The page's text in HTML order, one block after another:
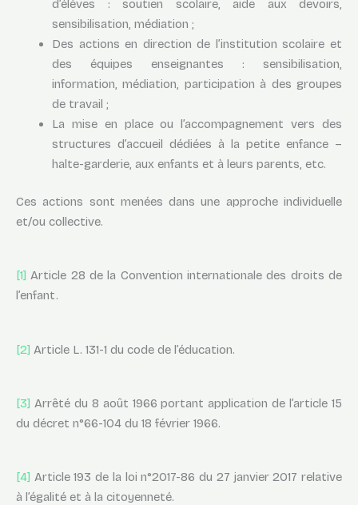
d’élèves : soutien scolaire, aide aux devoirs,
sensibilisation, médiation ;
Des actions en direction de l’institution scolaire et
des équipes enseignantes : sensibilisation,
information, médiation, participation à des groupes
de travail ;
La mise en place ou l’accompagnement vers des
structures d’accueil dédiées à la petite enfance –
halte-garderie, aux enfants et à leurs parents, etc.
Ces actions sont menées dans une approche individuelle
et/ou collective.
[1] Article 28 de la Convention internationale des droits de
l’enfant.
[2] Article L. 131-1 du code de l’éducation.
[3] Arrêté du 8 août 1966 portant application de l’article 15
du décret n°66-104 du 18 février 1966.
[4] Article 193 de la loi n°2017-86 du 27 janvier 2017 relative
à l’égalité et à la citoyenneté.